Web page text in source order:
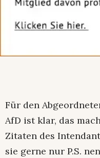
Für den
AfD ist klar, das
Zitaten des
sie gerne nur P.S.